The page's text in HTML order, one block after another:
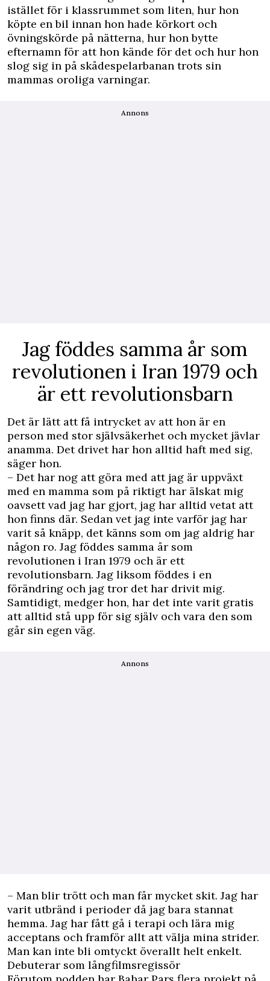
istället för i klassrummet som liten, hur hon
köpte en bil innan hon hade körkort och
övningskörde på nätterna, hur hon bytte
efternamn för att hon kände för det och hur hon
slog sig in på skådespelarbanan trots sin
mammas oroliga varningar.
Annons
Jag föddes samma år som
revolutionen i Iran 1979 och
är ett revolutionsbarn
Det är lätt att få intrycket av att hon är en
person med stor självsäkerhet och mycket jävlar
anamma. Det drivet har hon alltid haft med sig,
säger hon.
– Det har nog att göra med att jag är uppväxt
med en mamma som på riktigt har älskat mig
oavsett vad jag har gjort, jag har alltid vetat att
hon finns där. Sedan vet jag inte varför jag har
varit så knäpp, det känns som om jag aldrig har
någon ro. Jag föddes samma år som
revolutionen i Iran 1979 och är ett
revolutionsbarn. Jag liksom föddes i en
förändring och jag tror det har drivit mig.
Samtidigt, medger hon, har det inte varit gratis
att alltid stå upp för sig själv och vara den som
går sin egen väg.
Annons
– Man blir trött och man får mycket skit. Jag har
varit utbränd i perioder då jag bara stannat
hemma. Jag har fått gå i terapi och lära mig
acceptans och framför allt att välja mina strider.
Man kan inte bli omtyckt överallt helt enkelt.
Debuterar som långfilmsregissör